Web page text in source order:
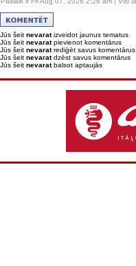
Jūs šeit nevaratizveidot jaunus tematus
Jūs šeit nevaratpievienot komentārus
Jūs šeit nevaratrediģēt savus komentārus
Jūs šeit nevaratdzēst savus komentārus
Jūs šeit nevaratbalsot aptaujās